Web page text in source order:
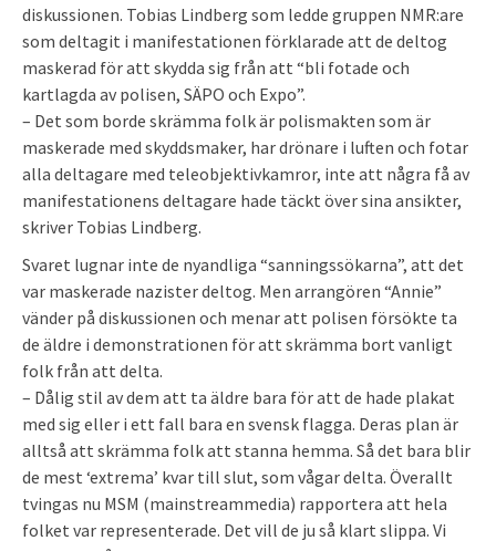
diskussionen. Tobias Lindberg som ledde gruppen NMR:are
som deltagit i manifestationen förklarade att de deltog
maskerad för att skydda sig från att “bli fotade och
kartlagda av polisen, SÄPO och Expo”.
– Det som borde skrämma folk är polismakten som är
maskerade med skyddsmaker, har drönare i luften och fotar
alla deltagare med teleobjektivkamror, inte att några få av
manifestationens deltagare hade täckt över sina ansikter,
skriver Tobias Lindberg.
Svaret lugnar inte de nyandliga “sanningssökarna”, att det
var maskerade nazister deltog. Men arrangören “Annie”
vänder på diskussionen och menar att polisen försökte ta
de äldre i demonstrationen för att skrämma bort vanligt
folk från att delta.
– Dålig stil av dem att ta äldre bara för att de hade plakat
med sig eller i ett fall bara en svensk flagga. Deras plan är
alltså att skrämma folk att stanna hemma. Så det bara blir
de mest ‘extrema’ kvar till slut, som vågar delta. Överallt
tvingas nu MSM (mainstreammedia) rapportera att hela
folket var representerade. Det vill de ju så klart slippa. Vi